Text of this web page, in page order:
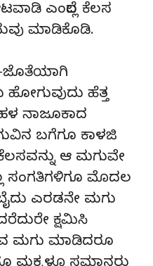
ಎಂದೆಲ್ಲ ಕೆಲಸ
ಮಾಡಿಕೊಡಿ.
ಜೊತೆಯಾಗಿ
ಹೆತ್ತ
ನಾಜೂಕಾದ
ಬಗೆಗೂ ಕಾಳಜಿ
ಆ ಮಗುವೇ
ಸಂಗತಿಗಳಿಗೂ ಮೊದಲ
ಎರಡನೇ ಮಗು
ಕ್ಷಮಿಸಿ
ಮಗು ಮಾಡಿದರೂ